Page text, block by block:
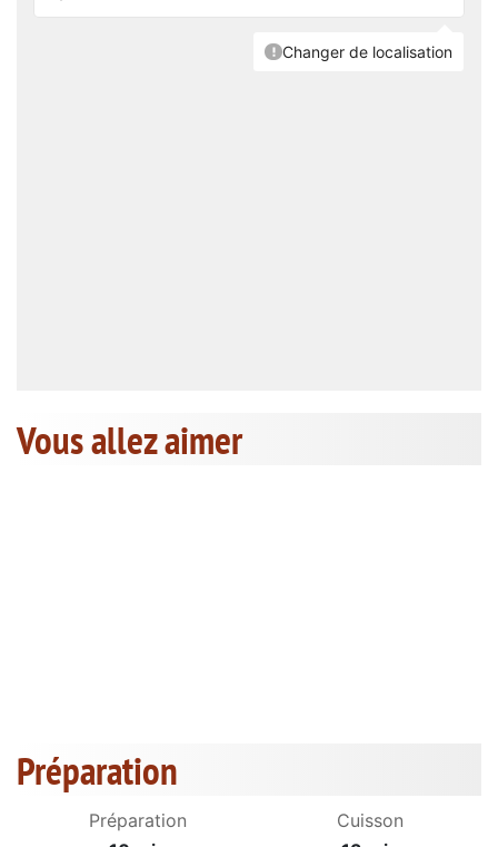
Vous allez aimer
Préparation
Préparation
Cuisson